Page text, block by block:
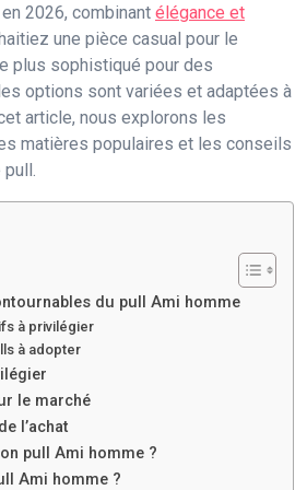
2026, combinant élégance et
une pièce casual pour le
plus sophistiqué pour des
options sont variées et adaptées à
article, nous explorons les
matières populaires et les conseils
du pull Ami homme
à privilégier
à adopter
le marché
l’achat
pull Ami homme ?
Ami homme ?